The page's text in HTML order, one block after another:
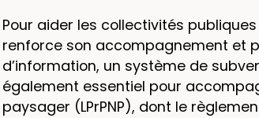
Pour aider les collectivités
renforce son accompagnement et
d’information, un système de
également essentiel pour
paysager (LPrPNP), dont le